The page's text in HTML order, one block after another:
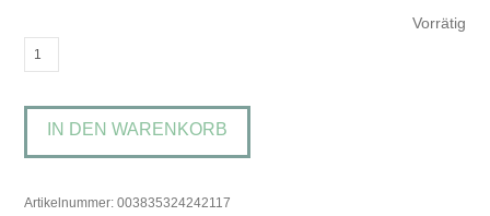
Vorrätig
Scabiosa
Skabiose,
Krätzkraut
Menge
IN DEN WARENKORB
Artikelnummer:003835324242117